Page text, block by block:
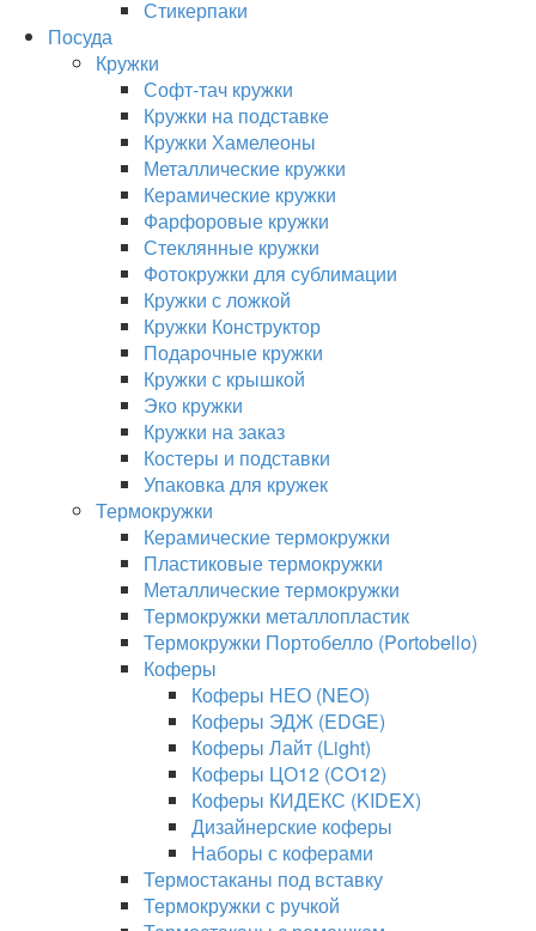
Стикерпаки
Посуда
Кружки
Софт-тач кружки
Кружки на подставке
Кружки Хамелеоны
Металлические кружки
Керамические кружки
Фарфоровые кружки
Стеклянные кружки
Фотокружки для сублимации
Кружки с ложкой
Кружки Конструктор
Подарочные кружки
Кружки с крышкой
Эко кружки
Кружки на заказ
Костеры и подставки
Упаковка для кружек
Термокружки
Керамические термокружки
Пластиковые термокружки
Металлические термокружки
Термокружки металлопластик
Термокружки Портобелло (Portobello)
Коферы
Коферы НЕО (NEO)
Коферы ЭДЖ (EDGE)
Коферы Лайт (Light)
Коферы ЦО12 (CO12)
Коферы КИДЕКС (KIDEX)
Дизайнерские коферы
Наборы с коферами
Термостаканы под вставку
Термокружки с ручкой